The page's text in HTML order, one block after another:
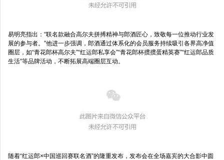
易明亮指出：“联名款融合高尔夫拼搏精神与郎酒匠心，致敬每一位推动行业发
展的参与者。”他进一步强调，郎酒通过体系化的会员服务持续吸引各界高净值
圈层，如“青花郎杯高尔夫”“红运郎私享会”“青花郎杯掼掼蛋精英赛”“红运郎品质
生活”等品牌活动，不断拓展高端圈层互动。
随着“红运郎×中国巡回赛联名酒”的隆重发布，发布会在全场嘉宾的大合影中圆